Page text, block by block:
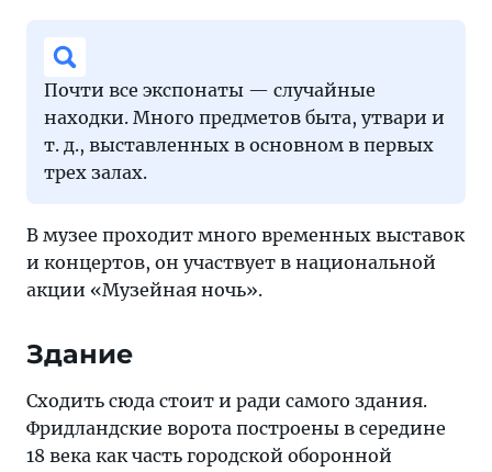
Почти все экспонаты — случайные
находки. Много предметов быта, утвари и
т. д., выставленных в основном в первых
трех залах.
В музее проходит много временных выставок
и концертов, он участвует в национальной
акции «Музейная ночь».
Здание
Сходить сюда стоит и ради самого здания.
Фридландские ворота построены в середине
18 века как часть городской оборонной